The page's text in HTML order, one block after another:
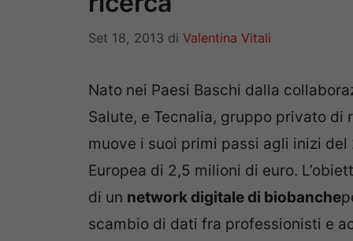
Set 18, 2013 di Valentina Vitali
Nato nei Paesi Baschi dalla
Salute, e Tecnalia, gruppo privato di
muove i suoi primi passi agli inizi del
Europea di 2,5 milioni di euro.
di un network digitale di biobanche
scambio di dati fra professionisti e